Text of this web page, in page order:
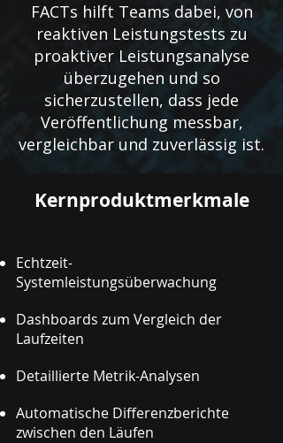
FACTs hilft Teams dabei, von
reaktiven Leistungstests zu
proaktiver Leistungsanalyse
überzugehen und so
sicherzustellen, dass jede
Veröffentlichung messbar,
vergleichbar und zuverlässig ist.
Kernproduktmerkmale
Echtzeit-
Systemleistungsüberwachung
Dashboards zum Vergleich der
Laufzeiten
Detaillierte Metrik-Analysen
Automatische Differenzberichte
zwischen den Läufen